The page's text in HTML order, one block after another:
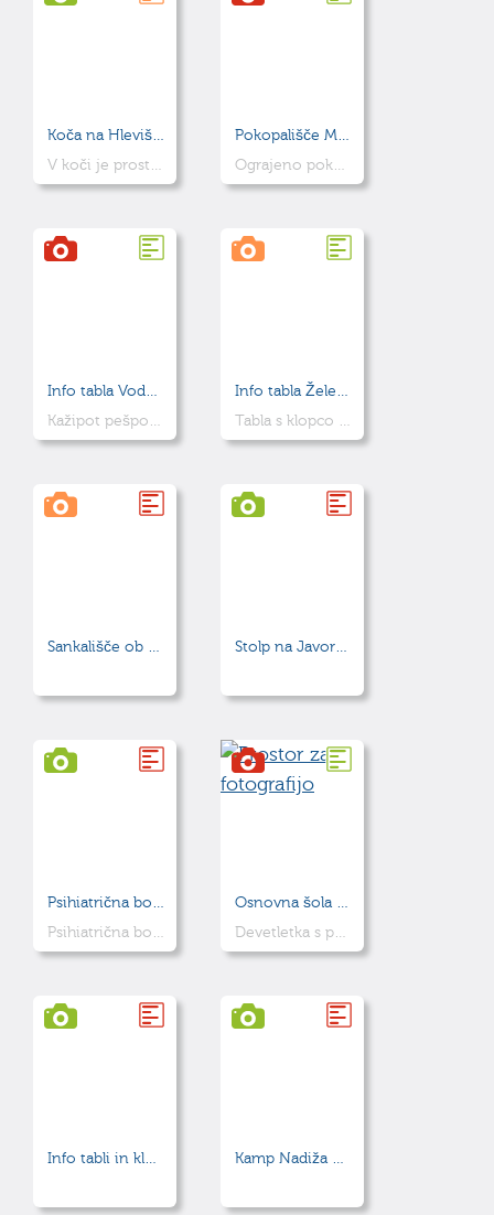
Koča na Hleviški planini
V koči je prostor za prespati, ponujajo pa tudi lokalne jedi.
Pokopališče Most na Soči
Ograjeno pokopališče okoli cerkve sv. Mavra
Info tabla Vodno - energijska pot
Kažipot pešpoti okolice
Info tabla Železnodobno grobišče
Tabla s klopco in razgledom na Most na Soči
Sankališče ob TSC Vojsko Stolp na Javorniku
Psihiatrična bolnišnica Idrija
Psihiatrična bolnišnica Idrija
Osnovna šola Dušana Muniha Most na Soči
Devetletka s pestro zgodovino
Info tabli in klop pri Otliškem oknu Kamp Nadiža Podbela